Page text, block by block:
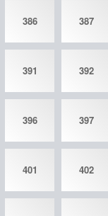
386 387
391 392
396 397
401 402